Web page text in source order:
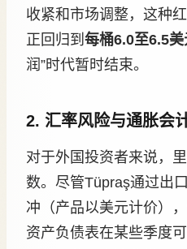
收紧和市场调整，这种
正回归到 每桶6.0至6.5美
润”时代暂时结束。
2. 汇率风险与通胀会
对于外国投资者来说，
数。尽管Tüpraş通过出
冲（产品以美元计价）
资产负债表在某些季度